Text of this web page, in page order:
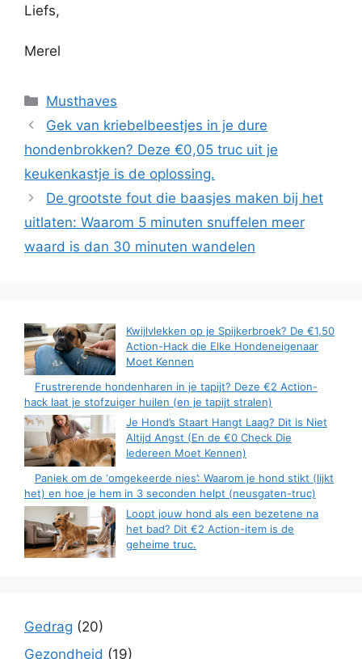
Liefs,
Merel
Categorieën
Musthaves
Gek van kriebelbeestjes in je dure
hondenbrokken? Deze €0,05 truc uit je
keukenkastje is de oplossing.
De grootste fout die baasjes maken bij het
uitlaten: Waarom 5 minuten snuffelen meer
waard is dan 30 minuten wandelen
Kwijlvlekken op je Spijkerbroek? De €1,50
Action-Hack die Elke Hondeneigenaar
Moet Kennen
Frustrerende hondenharen in je tapijt? Deze €2 Action-
hack laat je stofzuiger huilen (en je tapijt stralen)
Je Hond’s Staart Hangt Laag? Dit is Niet
Altijd Angst (En de €0 Check Die
Iedereen Moet Kennen)
Paniek om de ‘omgekeerde nies’: Waarom je hond stikt (lijkt
het) en hoe je hem in 3 seconden helpt (neusgaten-truc)
Loopt jouw hond als een bezetene na
het bad? Dit €2 Action-item is de
geheime truc.
Gedrag (20)
Gezondheid (19)